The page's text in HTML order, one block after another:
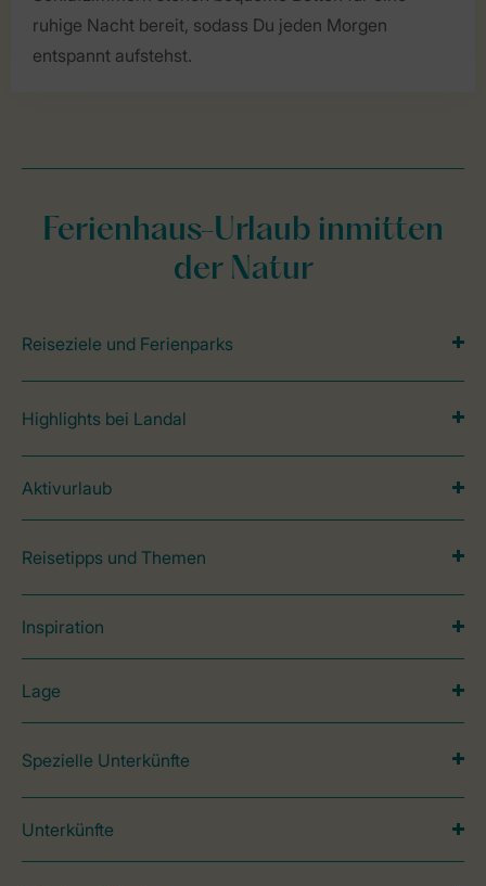
ruhige Nacht bereit, sodass Du jeden Morgen
entspannt aufstehst.
Ferienhaus-Urlaub inmitten
der Natur
Reiseziele und Ferienparks
Highlights bei Landal
Aktivurlaub
Reisetipps und Themen
Inspiration
Lage
Spezielle Unterkünfte
Unterkünfte